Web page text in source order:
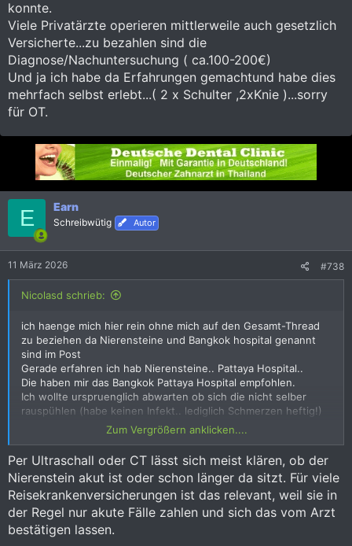
konnte.
Viele Privatärzte operieren mittlerweile auch gesetzlich
Versicherte...zu bezahlen sind die
Diagnose/Nachuntersuchung ( ca.100-200€)
Und ja ich habe da Erfahrungen gemachtund habe dies
mehrfach selbst erlebt...( 2 x Schulter ,2xKnie )...sorry
für OT.
E Earn
Schreibwütig Autor
11 März 2026 #738
Nicolasd schrieb:
ich haenge mich hier rein ohne mich auf den Gesamt-Thread
zu beziehen da Nierensteine und Bangkok hospital genannt
sind im Post
Gerade erfahren ich hab Nierensteine.. Pattaya Hospital..
Die haben mir das Bangkok Pattaya Hospital empfohlen.
Ich wollte urspruenglich abwarten ob sich die nicht selber
rauspühlen (habe keinen Infekt.. lediglich Schmerzen heftig!)
Nun lassen die Schmerzmittel nach und ich denke es geht
doch bald weiter ins Bangkok Pattaya Hospital.
(Habe eine Debeka Reisekrankenversicherung.. das
Kleingedruckte natuerlich nie gelesen)
- Wie sind die Erfahrungen im Bangkok Pattaya Hospital
(Alterntiven?)
- Irgendwelche Tips worauf man achten sollte?
- Hat jemand den EIndruck die 'verkaufen was geht' oder ob
die im Patienteninteresse behandeln?
Zum Vergrößern anklicken....
Per Ultraschall oder CT lässt sich meist klären, ob der
Nierenstein akut ist oder schon länger da sitzt. Für viele
Reisekrankenversicherungen ist das relevant, weil sie in
der Regel nur akute Fälle zahlen und sich das vom Arzt
bestätigen lassen.